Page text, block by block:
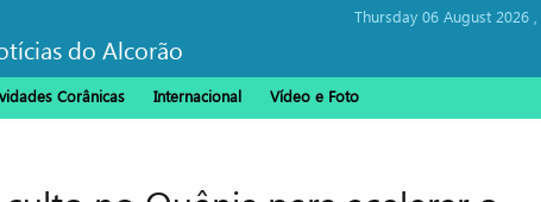
do Alcorão
Thursday 06 August 2026 ,
Corânicas Internacional Vídeo e Foto